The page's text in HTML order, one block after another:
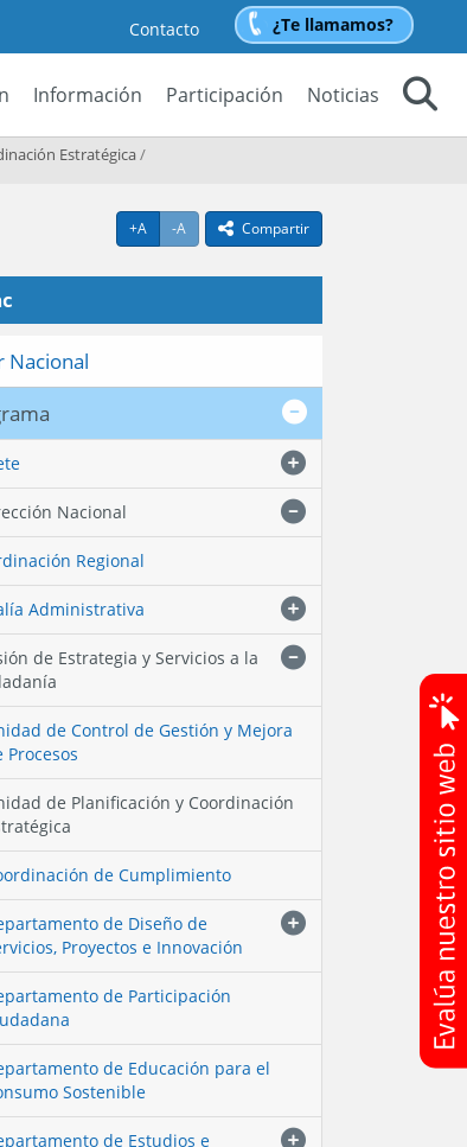
Contacto ¿Te llamamos?
Información Participación
Noticias
Estratégica/
+AAgrandar texto
-AAchicar textoicono compartir
Compartir
Nacional
Nacional
Regional
Administrativa
de Estrategia y Servicios a la
de Control de Gestión y Mejora
Procesos
de Planificación y Coordinación
de Cumplimiento
de Diseño de
Proyectos e Innovación
de Participación
de Educación para el
Sostenible
de Estudios e